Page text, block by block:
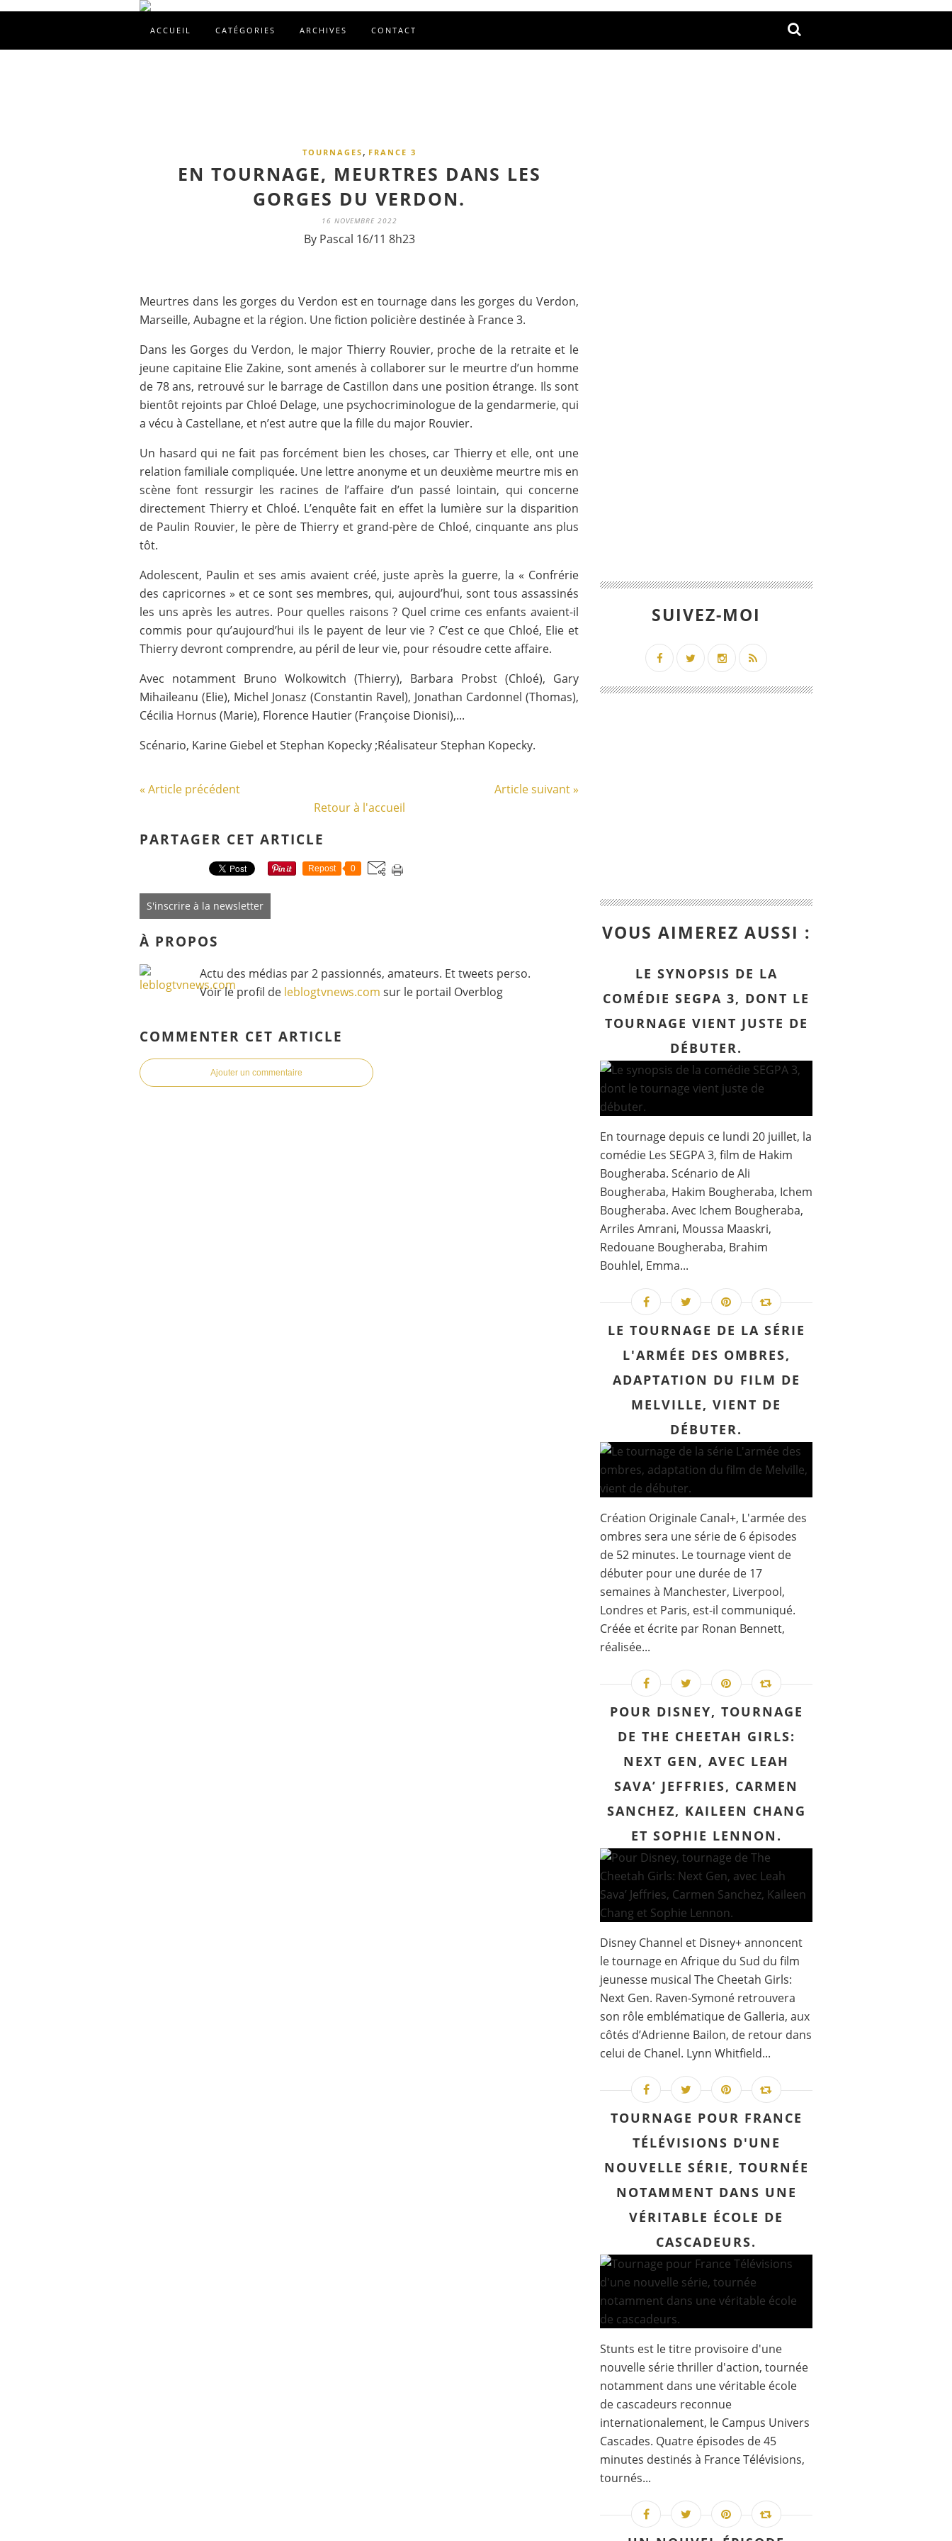
ACCUEIL CATÉGORIES ARCHIVES CONTACT
TOURNAGES , FRANCE 3
EN TOURNAGE, MEURTRES DANS LES
GORGES DU VERDON.
16 NOVEMBRE 2022
By Pascal 16/11 8h23
Meurtres dans les gorges du Verdon est en tournage dans les gorges du Verdon,
Marseille, Aubagne et la région. Une fiction policière destinée à France 3.
Dans les Gorges du Verdon, le major Thierry Rouvier, proche de la retraite et le
jeune capitaine Elie Zakine, sont amenés à collaborer sur le meurtre d’un homme
de 78 ans, retrouvé sur le barrage de Castillon dans une position étrange. Ils sont
bientôt rejoints par Chloé Delage, une psychocriminologue de la gendarmerie, qui
a vécu à Castellane, et n’est autre que la fille du major Rouvier.
Un hasard qui ne fait pas forcément bien les choses, car Thierry et elle, ont une
relation familiale compliquée. Une lettre anonyme et un deuxième meurtre mis en
scène font ressurgir les racines de l’affaire d’un passé lointain, qui concerne
directement Thierry et Chloé. L’enquête fait en effet la lumière sur la disparition
de Paulin Rouvier, le père de Thierry et grand-père de Chloé, cinquante ans plus
tôt.
Adolescent, Paulin et ses amis avaient créé, juste après la guerre, la « Confrérie
des capricornes » et ce sont ses membres, qui, aujourd’hui, sont tous assassinés
les uns après les autres. Pour quelles raisons ? Quel crime ces enfants avaient-il
commis pour qu’aujourd’hui ils le payent de leur vie ? C’est ce que Chloé, Elie et
Thierry devront comprendre, au péril de leur vie, pour résoudre cette affaire.
Avec notamment Bruno Wolkowitch (Thierry), Barbara Probst (Chloé), Gary
Mihaileanu (Elie), Michel Jonasz (Constantin Ravel), Jonathan Cardonnel (Thomas),
Cécilia Hornus (Marie), Florence Hautier (Françoise Dionisi),...
Scénario, Karine Giebel et Stephan Kopecky ;Réalisateur Stephan Kopecky.
« Article précédent
Article suivant »
Retour à l'accueil
PARTAGER CET ARTICLE
Repost 0
S'inscrire à la newsletter
À PROPOS
Actu des médias par 2 passionnés, amateurs. Et tweets perso.
Voir le profil de leblogtvnews.com sur le portail Overblog
COMMENTER CET ARTICLE
Ajouter un commentaire
SUIVEZ-MOI
VOUS AIMEREZ AUSSI :
LE SYNOPSIS DE LA
COMÉDIE SEGPA 3, DONT LE
TOURNAGE VIENT JUSTE DE
DÉBUTER.
En tournage depuis ce lundi 20 juillet, la
comédie Les SEGPA 3, film de Hakim
Bougheraba. Scénario de Ali
Bougheraba, Hakim Bougheraba, Ichem
Bougheraba. Avec Ichem Bougheraba,
Arriles Amrani, Moussa Maaskri,
Redouane Bougheraba, Brahim
Bouhlel, Emma...
LE TOURNAGE DE LA SÉRIE
L'ARMÉE DES OMBRES,
ADAPTATION DU FILM DE
MELVILLE, VIENT DE
DÉBUTER.
Création Originale Canal+, L'armée des
ombres sera une série de 6 épisodes
de 52 minutes. Le tournage vient de
débuter pour une durée de 17
semaines à Manchester, Liverpool,
Londres et Paris, est-il communiqué.
Créée et écrite par Ronan Bennett,
réalisée...
POUR DISNEY, TOURNAGE
DE THE CHEETAH GIRLS:
NEXT GEN, AVEC LEAH
SAVA’ JEFFRIES, CARMEN
SANCHEZ, KAILEEN CHANG
ET SOPHIE LENNON.
Disney Channel et Disney+ annoncent
le tournage en Afrique du Sud du film
jeunesse musical The Cheetah Girls:
Next Gen. Raven-Symoné retrouvera
son rôle emblématique de Galleria, aux
côtés d’Adrienne Bailon, de retour dans
celui de Chanel. Lynn Whitfield...
TOURNAGE POUR FRANCE
TÉLÉVISIONS D'UNE
NOUVELLE SÉRIE, TOURNÉE
NOTAMMENT DANS UNE
VÉRITABLE ÉCOLE DE
CASCADEURS.
Stunts est le titre provisoire d'une
nouvelle série thriller d'action, tournée
notamment dans une véritable école
de cascadeurs reconnue
internationalement, le Campus Univers
Cascades. Quatre épisodes de 45
minutes destinés à France Télévisions,
tournés...